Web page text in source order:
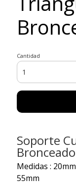
Cantidad
Soporte
Bronceado
Medidas :
55mm